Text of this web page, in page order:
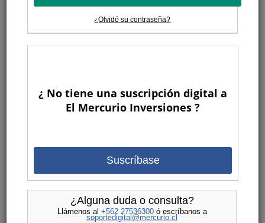
¿Olvidó su contraseña?
¿ No tiene una suscripción digital a
El Mercurio Inversiones ?
Suscríbase
¿Alguna duda o consulta?
Llámenos al +562 27536300ó escríbanos a
soportedigital@mercurio.cl